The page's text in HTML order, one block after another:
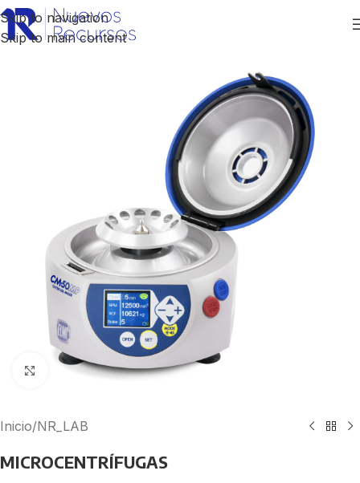
Skip to navigation
Skip to main content
Click to enlarge
Inicio/NR_LAB
MICROCENTRÍFUGAS